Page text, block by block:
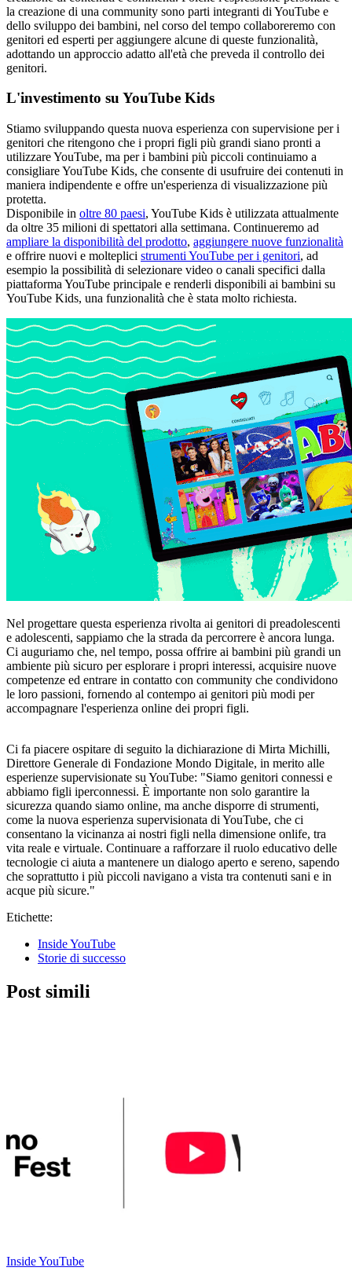
la creazione di una community sono parti integranti di YouTube e
dello sviluppo dei bambini, nel corso del tempo collaboreremo con
genitori ed esperti per aggiungere alcune di queste funzionalità,
adottando un approccio adatto all'età che preveda il controllo dei
genitori.
L'investimento su YouTube Kids
Stiamo sviluppando questa nuova esperienza con supervisione per i
genitori che ritengono che i propri figli più grandi siano pronti a
utilizzare YouTube, ma per i bambini più piccoli continuiamo a
consigliare YouTube Kids, che consente di usufruire dei contenuti in
maniera indipendente e offre un'esperienza di visualizzazione più
protetta.
Disponibile in oltre 80 paesi, YouTube Kids è utilizzata attualmente
da oltre 35 milioni di spettatori alla settimana. Continueremo ad
ampliare la disponibilità del prodotto, aggiungere nuove funzionalità
e offrire nuovi e molteplici strumenti YouTube per i genitori, ad
esempio la possibilità di selezionare video o canali specifici dalla
piattaforma YouTube principale e renderli disponibili ai bambini su
YouTube Kids, una funzionalità che è stata molto richiesta.
Nel progettare questa esperienza rivolta ai genitori di preadolescenti
e adolescenti, sappiamo che la strada da percorrere è ancora lunga.
Ci auguriamo che, nel tempo, possa offrire ai bambini più grandi un
ambiente più sicuro per esplorare i propri interessi, acquisire nuove
competenze ed entrare in contatto con community che condividono
le loro passioni, fornendo al contempo ai genitori più modi per
accompagnare l'esperienza online dei propri figli.
Ci fa piacere ospitare di seguito la dichiarazione di Mirta Michilli,
Direttore Generale di Fondazione Mondo Digitale, in merito alle
esperienze supervisionate su YouTube: "Siamo genitori connessi e
abbiamo figli iperconnessi. È importante non solo garantire la
sicurezza quando siamo online, ma anche disporre di strumenti,
come la nuova esperienza supervisionata di YouTube, che ci
consentano la vicinanza ai nostri figli nella dimensione onlife, tra
vita reale e virtuale. Continuare a rafforzare il ruolo educativo delle
tecnologie ci aiuta a mantenere un dialogo aperto e sereno, sapendo
che soprattutto i più piccoli navigano a vista tra contenuti sani e in
acque più sicure."
Etichette:
Inside YouTube
Storie di successo
Post simili
Inside YouTube